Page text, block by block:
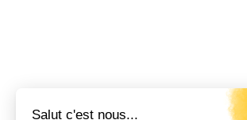
Salut c'est nous...